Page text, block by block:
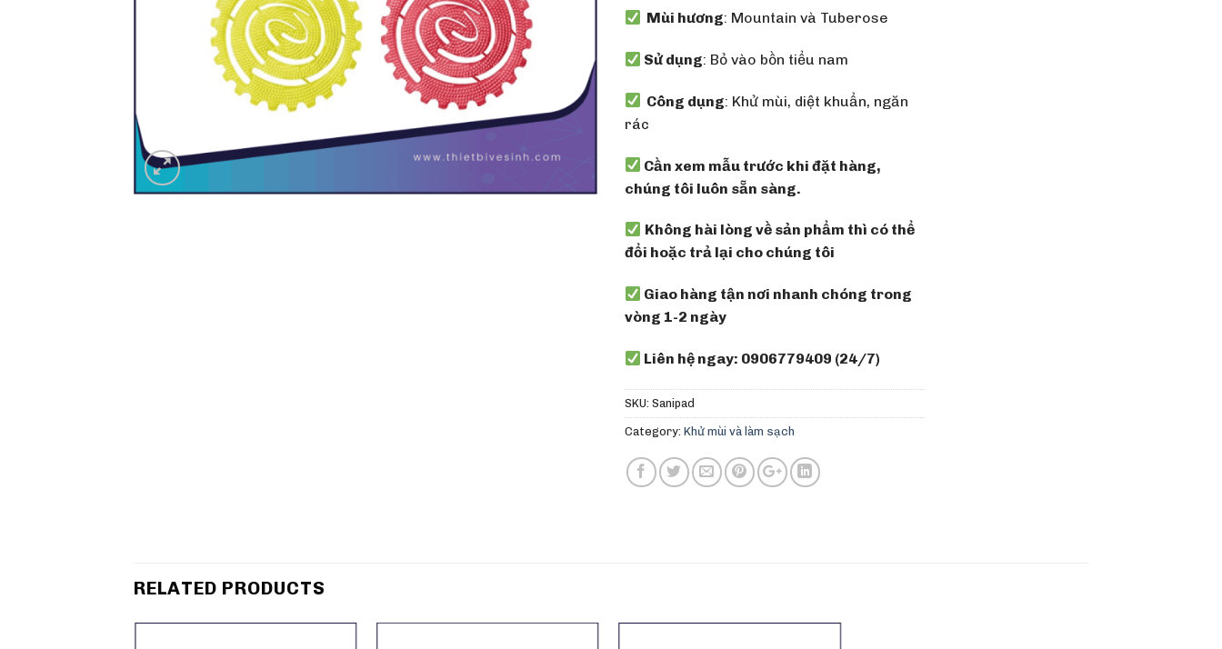
Mùi hương: Mountain và Tuberose
Sử dụng: Bỏ vào bồn tiểu nam
Công dụng: Khử mùi, diệt khuẩn, ngăn
rác
Cần xem mẫu trước khi đặt hàng,
chúng tôi luôn sẵn sàng.
Không hài lòng về sản phẩm thì có thể
đổi hoặc trả lại cho chúng tôi
Giao hàng tận nơi nhanh chóng trong
vòng 1-2 ngày
Liên hệ ngay: 0906779409 (24/7)
SKU: Sanipad
Category: Khử mùi và làm sạch
RELATED PRODUCTS